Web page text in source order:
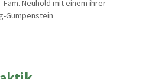
Neuhold mit einem ihrer
Gumpenstein